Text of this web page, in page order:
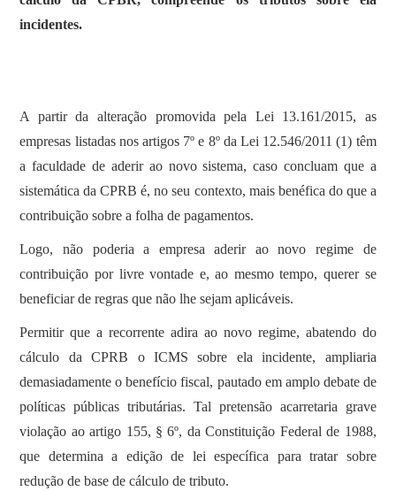
incidentes.
A partir da alteração promovida pela Lei 13.161/2015, as
empresas listadas nos artigos 7º e 8º da Lei 12.546/2011 (1) têm
a faculdade de aderir ao novo sistema, caso concluam que a
sistemática da CPRB é, no seu contexto, mais benéfica do que a
contribuição sobre a folha de pagamentos.
Logo, não poderia a empresa aderir ao novo regime de
contribuição por livre vontade e, ao mesmo tempo, querer se
beneficiar de regras que não lhe sejam aplicáveis.
Permitir que a recorrente adira ao novo regime, abatendo do
cálculo da CPRB o ICMS sobre ela incidente, ampliaria
demasiadamente o benefício fiscal, pautado em amplo debate de
políticas públicas tributárias. Tal pretensão acarretaria grave
violação ao artigo 155, § 6º, da Constituição Federal de 1988,
que determina a edição de lei específica para tratar sobre
redução de base de cálculo de tributo.